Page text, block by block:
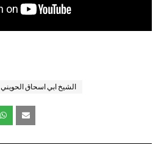
الشيخ ابي اسحاق الحويني